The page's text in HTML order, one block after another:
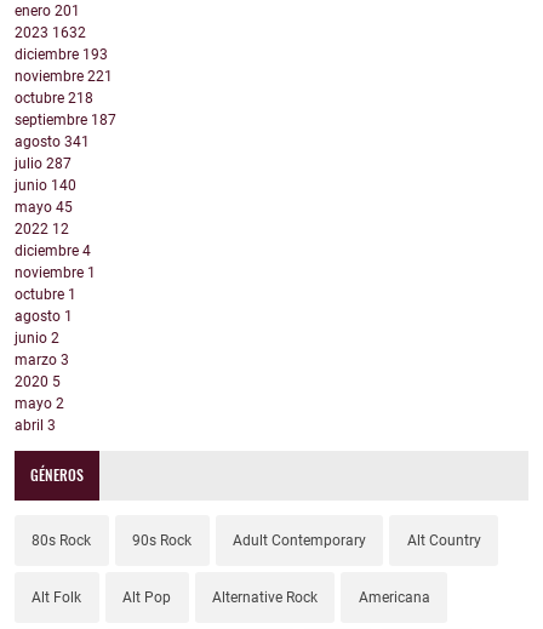
enero 201
2023 1632
diciembre 193
noviembre 221
octubre 218
septiembre 187
agosto 341
julio 287
junio 140
mayo 45
2022 12
diciembre 4
noviembre 1
octubre 1
agosto 1
junio 2
marzo 3
2020 5
mayo 2
abril 3
GÉNEROS
80s Rock 90s Rock Adult Contemporary Alt Country
Alt Folk Alt Pop Alternative Rock Americana